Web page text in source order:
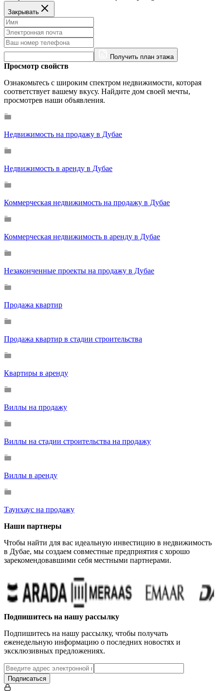
Закрывать
Получить план этажа
Просмотр свойств
Ознакомьтесь с широким спектром недвижимости, которая
соответствует вашему вкусу. Найдите дом своей мечты,
просмотрев наши объявления.
Недвижимость на продажу в Дубае
Недвижимость в аренду в Дубае
Коммерческая недвижимость на продажу в Дубае
Коммерческая недвижимость в аренду в Дубае
Незаконченные проекты на продажу в Дубае
Продажа квартир
Продажа квартир в стадии строительства
Квартиры в аренду
Виллы на продажу
Виллы на стадии строительства на продажу
Виллы в аренду
Таунхаус на продажу
Наши партнеры
Чтобы найти для вас идеальную инвестицию в недвижимость
в Дубае, мы создаем совместные предприятия с хорошо
зарекомендовавшими себя местными партнерами.
Подпишитесь на нашу рассылку
Подпишитесь на нашу рассылку, чтобы получать
еженедельную информацию о последних новостях и
эксклюзивных предложениях.
Подписаться